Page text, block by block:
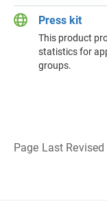
Press kit
This product
statistics for
groups.
Page Last